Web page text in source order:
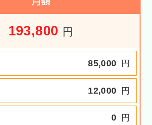
193,800 円
85,000 円
12,000 円
0 円